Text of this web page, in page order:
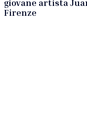
giovane artista
Firenze